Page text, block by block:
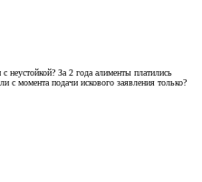
неустойкой? За 2 года алименты платились
с момента подачи искового заявления только?